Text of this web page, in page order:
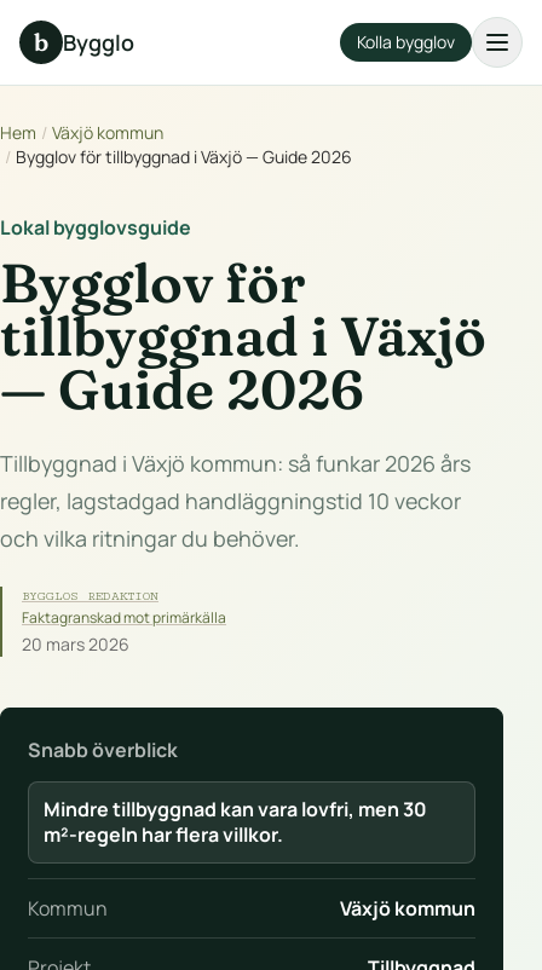
b Bygglo Kolla bygglov
Hem / Växjö kommun
/ Bygglov för tillbyggnad i Växjö — Guide 2026
Lokal bygglovsguide
Bygglov för
tillbyggnad i Växjö
— Guide 2026
Tillbyggnad i Växjö kommun: så funkar 2026 års
regler, lagstadgad handläggningstid 10 veckor
och vilka ritningar du behöver.
BYGGLOS REDAKTION
Faktagranskad mot primärkälla
20 mars 2026
Snabb överblick
Mindre tillbyggnad kan vara lovfri, men 30
m²-regeln har flera villkor.
Kommun Växjö kommun